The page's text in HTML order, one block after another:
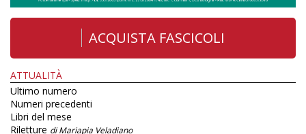
ACQUISTA FASCICOLI
ATTUALITÀ
Ultimo numero
Numeri precedenti
Libri del mese
Riletture di Mariapia Veladiano